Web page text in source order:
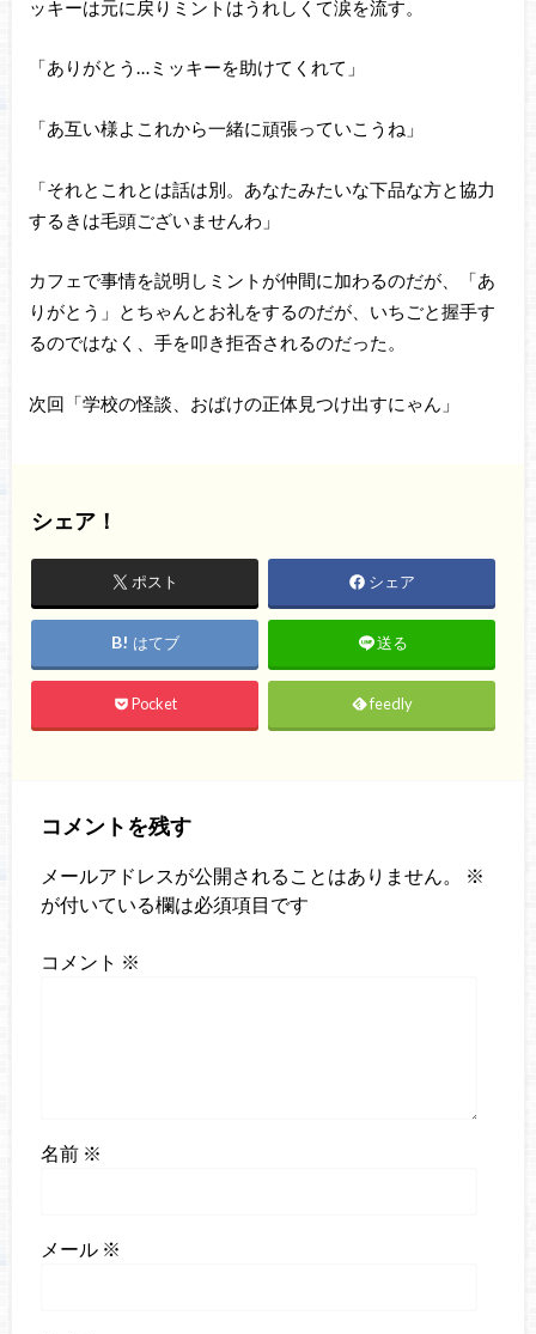
ッキーは元に戻りミントはうれしくて涙を流す。
「ありがとう…ミッキーを助けてくれて」
「あ互い様よこれから一緒に頑張っていこうね」
「それとこれとは話は別。あなたみたいな下品な方と協力
するきは毛頭ございませんわ」
カフェで事情を説明しミントが仲間に加わるのだが、「あ
りがとう」とちゃんとお礼をするのだが、いちごと握手す
るのではなく、手を叩き拒否されるのだった。
次回「学校の怪談、おばけの正体見つけ出すにゃん」
シェア！
ポスト シェア
はてブ 送る
Pocket feedly
コメントを残す
メールアドレスが公開されることはありません。
※
が付いている欄は必須項目です
コメント ※
名前 ※
メール ※